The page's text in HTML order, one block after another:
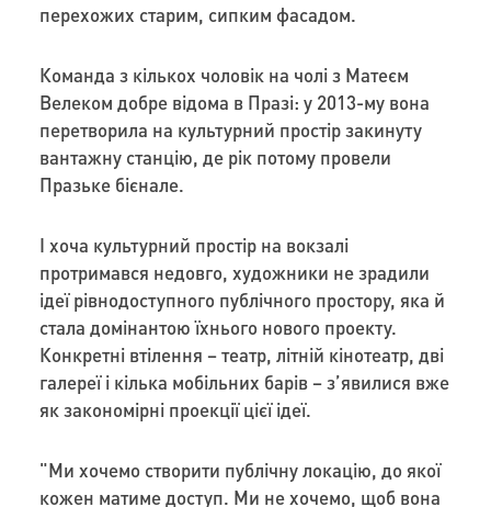
перехожих старим, сипким фасадом.
Команда з кількох чоловік на чолі з Матеєм
Велеком добре відома в Празі: у 2013-му вона
перетворила на культурний простір закинуту
вантажну станцію, де рік потому провели
Празьке бієнале.
І хоча культурний простір на вокзалі
протримався недовго, художники не зрадили
ідеї рівнодоступного публічного простору, яка й
стала домінантою їхнього нового проекту.
Конкретні втілення – театр, літній кінотеатр, дві
галереї і кілька мобільних барів – з’явилися вже
як закономірні проекції цієї ідеї.
"Ми хочемо створити публічну локацію, до якої
кожен матиме доступ. Ми не хочемо, щоб вона